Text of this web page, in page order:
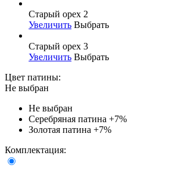
Старый орех 2
Увеличить Выбрать
Старый орех 3
Увеличить Выбрать
Цвет патины:
Не выбран
Не выбран
Серебряная патина +7%
Золотая патина +7%
Комплектация: